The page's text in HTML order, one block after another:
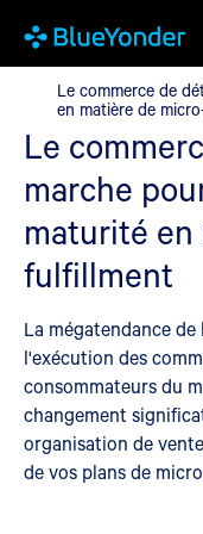
Le commerce de détail
Le commerce de
en matière de
Le
marche
maturité
fulfillment
La mégatendance
l'exécution des
consommateurs du
changement
organisation de
de vos plans de